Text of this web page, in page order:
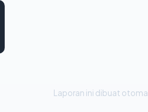
Laporan ini dibuat